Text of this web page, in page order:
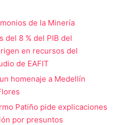
de la Minería
del 8 % del PIB del
en recursos del
de EAFIT
homenaje a Medellín
Patiño pide explicaciones
por presuntos